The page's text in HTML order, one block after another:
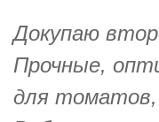
Докупаю
Прочные,
для томатов,